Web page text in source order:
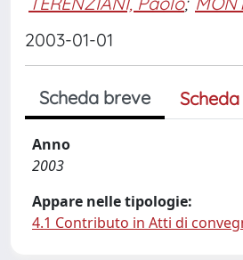
2003-01-01
Scheda breve
Anno
2003
Appare nelle tipologie:
4.1 Contributo in Atti di